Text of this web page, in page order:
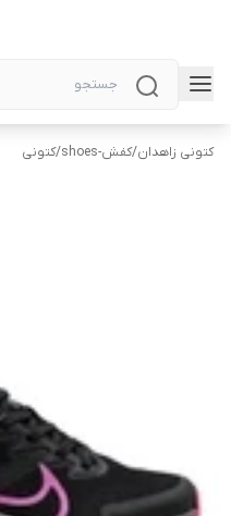
کتونی زاهدان/کفش-shoes /کتونی